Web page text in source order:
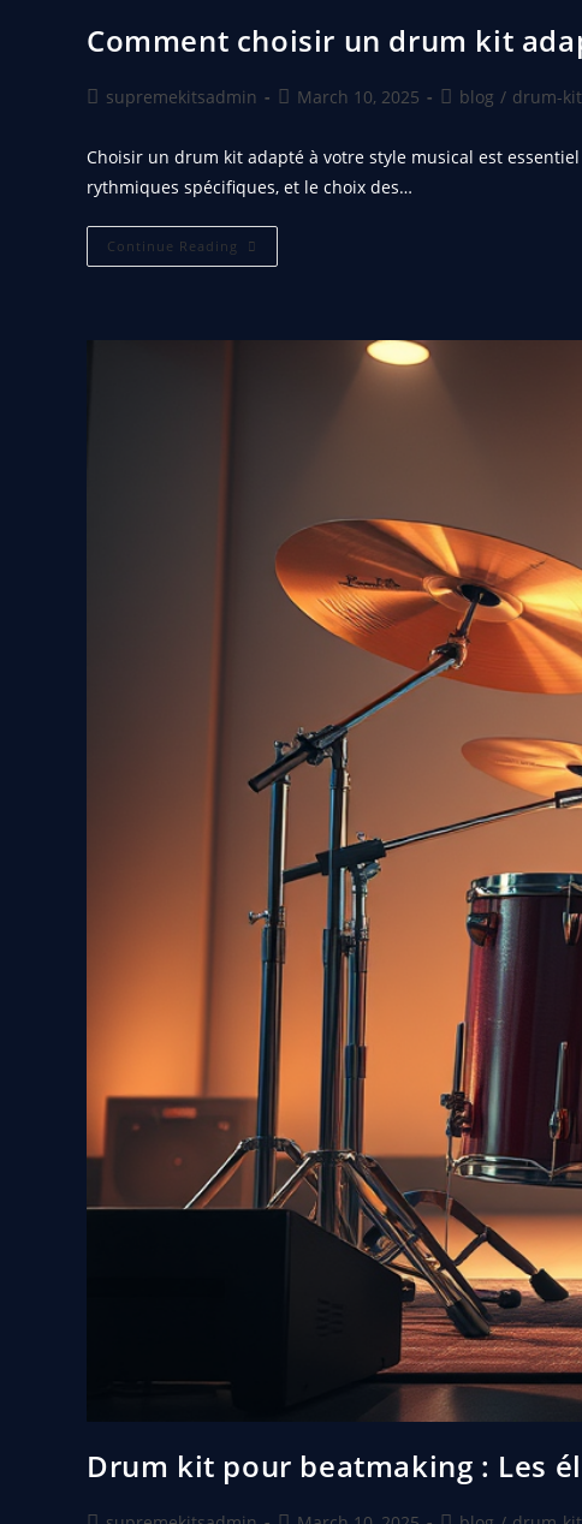
Comment choisir un drum kit
supremekitsadmin March 10, 2025 blog / drum-
Choisir un drum kit adapté à votre style musical est
rythmiques spécifiques, et le choix des…
Continue Reading
Drum kit pour beatmaking : Les